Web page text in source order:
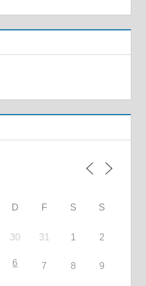
D F S S
30 31 1 2
6 7 8 9